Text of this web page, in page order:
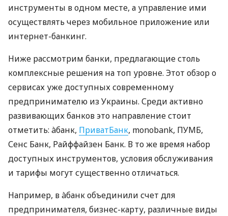
инструменты в одном месте, а управление ими
осуществлять через мобильное приложение или
интернет-банкинг.
Ниже рассмотрим банки, предлагающие столь
комплексные решения на топ уровне. Этот обзор о
сервисах уже доступных современному
предпринимателю из Украины. Среди активно
развивающих банков это направление стоит
отметить: àбанк, ПриватБанк, monobank, ПУМБ,
Сенс Банк, Райффайзен Банк. В то же время набор
доступных инструментов, условия обслуживания
и тарифы могут существенно отличаться.
Например, в àбанк объединили счет для
предпринимателя, бизнес-карту, различные виды